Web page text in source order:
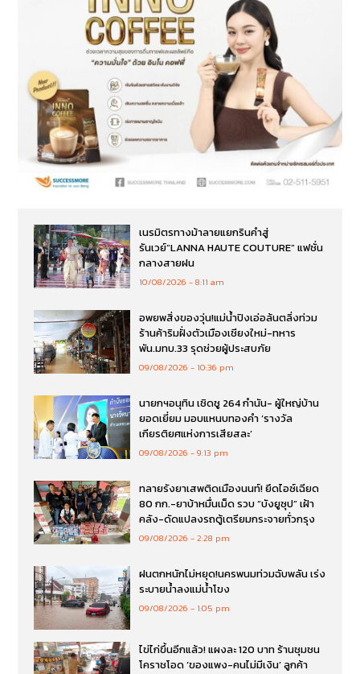
เนรมิตรทางม้าลายแยกรินคำสู่
รันเวย์“LANNA HAUTE COUTURE” แฟชั่น
กลางสายฝน
10/08/2026 8:11 am
อพยพสิ่งของวุ่น!แม่น้ำปิงเอ่อล้นตลิ่งท่วม
ร้านค้าริมฝั่งตัวเมืองเชียงใหม่-ทหาร
พัน.มทบ.33 รุดช่วยผู้ประสบภัย
09/08/2026 10:36 pm
นายกฯอนุทิน เชิดชู 264 กำนัน- ผู้ใหญ่บ้าน
ยอดเยี่ยม มอบแหนบทองคำ ‘รางวัล
เกียรติยศแห่งการเสียสละ’
09/08/2026 9:13 pm
ทลายรังยาเสพติดเมืองนนท์! ยึดไอซ์เฉียด
80 กก.-ยาบ้าหมื่นเม็ด รวบ “บังยูซุป” เฝ้า
คลัง-ดัดแปลงรถตู้เตรียมกระจายทั่วกรุง
09/08/2026 2:28 pm
ฝนตกหนักไม่หยุด!นครพนมท่วมฉับพลัน เร่ง
ระบายน้ำลงแม่น้ำโขง
09/08/2026 1:05 pm
ไข่ไก่ขึ้นอีกแล้ว! แผงละ 120 บาท ร้านชุมชน
โคราชโอด ‘ของแพง-คนไม่มีเงิน’ ลูกค้า